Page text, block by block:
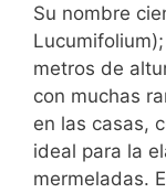
Su nombre
metros de
con muchas
en las casas,
ideal para la
mermeladas.